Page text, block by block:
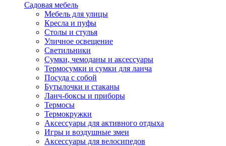
Садовая мебель
Мебель для улицы
Кресла и пуфы
Столы и стулья
Уличное освещение
Светильники
Сумки, чемоданы и аксессуары
Термосумки и сумки для ланча
Посуда с собой
Бутылочки и стаканы
Ланч-боксы и приборы
Термосы
Термокружки
Аксессуары для активного отдыха
Игры и воздушные змеи
Аксессуары для велосипедов